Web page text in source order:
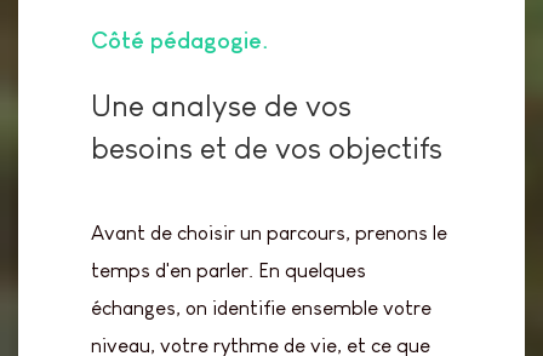
Côté pédagogie
Une analyse de vos
besoins et de vos objectifs
Avant de choisir un parcours, prenons le
temps d'en parler. En quelques
échanges, on identifie ensemble votre
niveau, votre rythme de vie, et ce que